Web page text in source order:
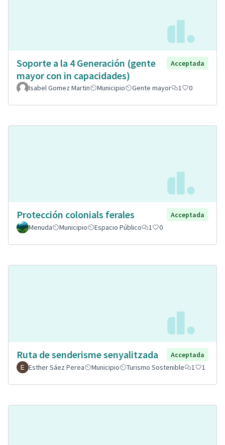
Soporte a la 4 Generación (gente
mayor con in capacidades)
Acceptada
Isabel Gomez Martin Municipio Gente mayor 1 0
Protección colonials ferales
Acceptada
Menuda
Municipio Espacio Público 1 0
Ruta de senderisme senyalitzada
Acceptada
Esther Sáez Perea
Municipio Turismo Sostenible 1 1